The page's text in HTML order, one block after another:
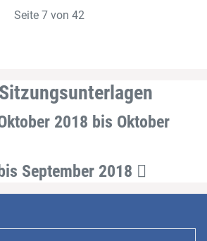
Seite 7 von 42
2018 bis Oktober
September 2018